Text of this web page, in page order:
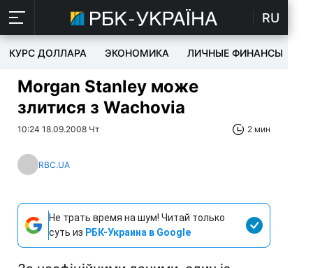
RU
КУРС ДОЛЛАРА ЭКОНОМИКА ЛИЧНЫЕ ФИНАНСЫ
Morgan Stanley може
злитися з Wachovia
10:24 18.09.2008 Чт 2 мин
RBC.UA
Не трать время на шум! Читай только
суть из РБК-Украина в Google